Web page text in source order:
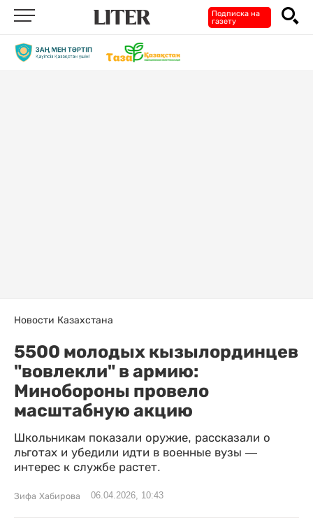
Подписка на
газету
Новости Казахстана
5500 молодых кызылординцев
"вовлекли" в армию:
Минобороны провело
масштабную акцию
Школьникам показали оружие, рассказали о
льготах и убедили идти в военные вузы —
интерес к службе растет.
Зифа Хабирова 06.04.2026, 10:43